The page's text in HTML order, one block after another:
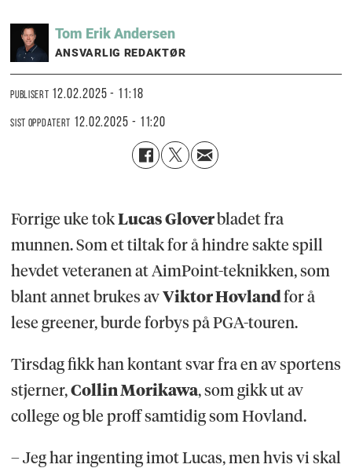
Tom Erik Andersen
ANSVARLIG REDAKTØR
PUBLISERT 12.02.2025 - 11:18
SIST OPPDATERT 12.02.2025 - 11:20
Forrige uke tokLucas Gloverbladet fra
munnen. Som et tiltak for å hindre sakte spill
hevdet veteranen at AimPoint-teknikken, som
blant annet brukes avViktor Hovlandfor å
lese greener, burde forbys på PGA-touren.
Tirsdag fikk han kontant svar fra en av sportens
stjerner,Collin Morikawa, som gikk ut av
college og ble proff samtidig som Hovland.
– Jeg har ingenting imot Lucas, men hvis vi skal